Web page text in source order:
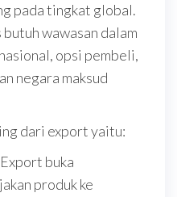
pada tingkat global.
wawasan dalam
opsi pembeli,
negara maksud
dari export yaitu:
buka
produk ke